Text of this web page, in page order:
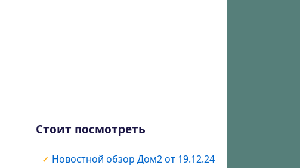
Стоит посмотреть
Новостной обзор Дом2 от 19.12.24